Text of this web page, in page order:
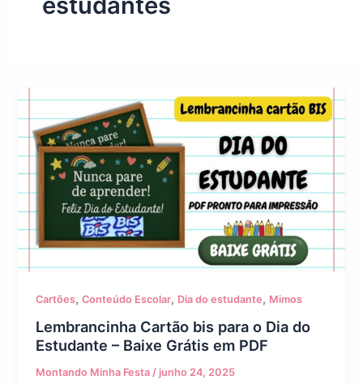
Cartões,Conteúdo Escolar, Dia do estudante, Mimos
Lembrancinha Cartão bis para o Dia do
Estudante – Baixe Grátis em PDF
Montando Minha Festa/ junho 24, 2025